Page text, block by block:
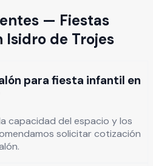
— Fiestas
Isidro de Trojes
para fiesta infantil en
capacidad del espacio y los
solicitar cotización